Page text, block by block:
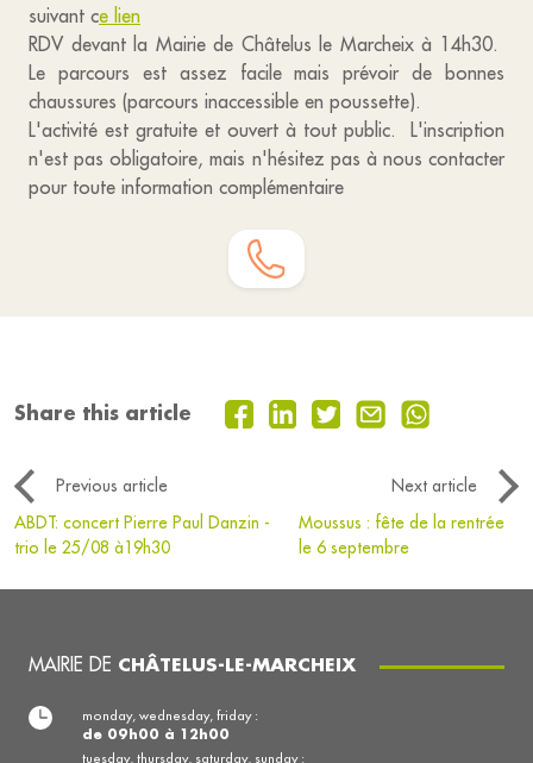
suivant ce lien
RDV devant la Mairie de Châtelus le Marcheix à 14h30.
Le parcours est assez facile mais prévoir de bonnes
chaussures (parcours inaccessible en poussette).
L'activité est gratuite et ouvert à tout public. L'inscription
n'est pas obligatoire, mais n'hésitez pas à nous contacter
pour toute information complémentaire
Share this article
Previous article
Next article
ABDT: concert Pierre Paul Danzin -
trio le 25/08 à19h30
Moussus : fête de la rentrée
le 6 septembre
MAIRIE DE CHÂTELUS-LE-MARCHEIX
monday, wednesday, friday :
de 09h00 à 12h00
tuesday, thursday, saturday, sunday :